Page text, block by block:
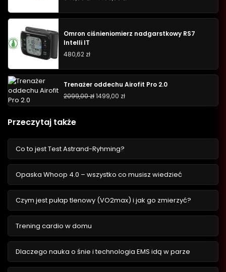
Omron ciśnieniomierz nadgarstkowy RS7
Intelli IT
480,62 zł
Trenażer oddechu Airofit Pro 2.0
2099,00zł1499,00 zł
Przeczytaj także
Co to jest Test Astrand-Ryhming?
Opaska Whoop 4.0 – wszystko co musisz wiedzieć
Czym jest pułap tlenowy (VO2max) i jak go zmierzyć?
Trening cardio w domu
Dlaczego nauka o śnie i technologia EMS idą w parze